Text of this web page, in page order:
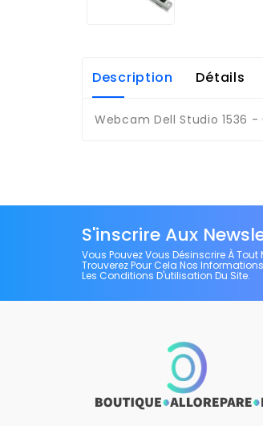
Description Détails
Webcam Dell Studio 1536 -
S'inscrire Aux
Vous Pouvez Vous Désinscrire À Tout
Trouverez Pour Cela Nos
Les Conditions D'utilisation Du Site.